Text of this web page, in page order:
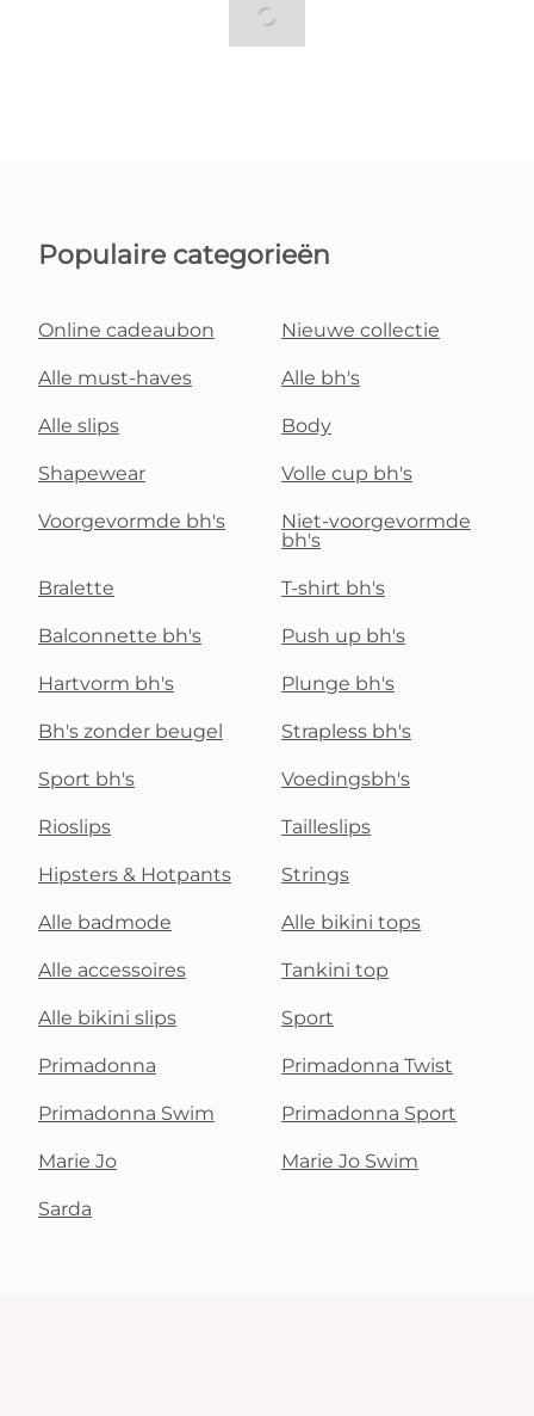
Populaire categorieën
Online cadeaubon Nieuwe collectie
Alle must-haves Alle bh's
Alle slips Body
Shapewear Volle cup bh's
Voorgevormde bh's
Niet-voorgevormde
bh's
Bralette T-shirt bh's
Balconnette bh's Push up bh's
Hartvorm bh's Plunge bh's
Bh's zonder beugel Strapless bh's
Sport bh's Voedingsbh's
Rioslips Tailleslips
Hipsters & Hotpants Strings
Alle badmode Alle bikini tops
Alle accessoires Tankini top
Alle bikini slips Sport
Primadonna Primadonna Twist
Primadonna Swim Primadonna Sport
Marie Jo Marie Jo Swim
Sarda